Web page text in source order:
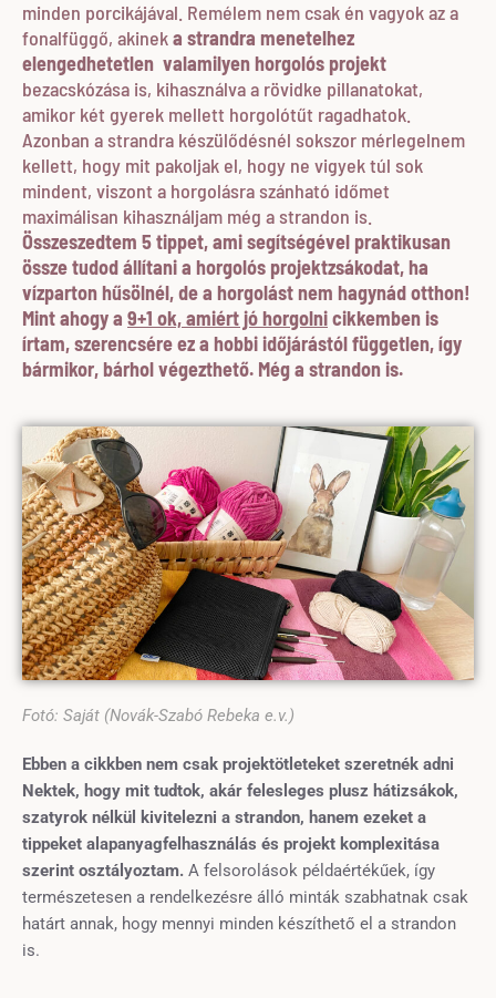
minden porcikájával. Remélem nem csak én vagyok az a
fonalfüggő, akineka strandra menetelhez
elengedhetetlen valamilyen horgolós projekt
bezacskózása is, kihasználva a rövidke pillanatokat,
amikor két gyerek mellett horgolótűt ragadhatok.
Azonban a strandra készülődésnél sokszor mérlegelnem
kellett, hogy mit pakoljak el, hogy ne vigyek túl sok
mindent, viszont a horgolásra szánható időmet
maximálisan kihasználjam még a strandon is.
Összeszedtem 5 tippet, ami segítségével praktikusan
össze tudod állítani a horgolós projektzsákodat, ha
vízparton hűsölnél, de a horgolást nem hagynád otthon!
Mint ahogy a 9+1 ok, amiért jó horgolnicikkemben is
írtam, szerencsére ez a hobbi időjárástól független, így
bármikor, bárhol végezthető. Még a strandon is.
Fotó: Saját (Novák-Szabó Rebeka e.v.)
Ebben a cikkben nem csak projektötleteket szeretnék adni
Nektek, hogy mit tudtok, akár felesleges plusz hátizsákok,
szatyrok nélkül kivitelezni a strandon, hanem ezeket a
tippeket alapanyagfelhasználás és projekt komplexitása
szerint osztályoztam. A felsorolások példaértékűek, így
természetesen a rendelkezésre álló minták szabhatnak csak
határt annak, hogy mennyi minden készíthető el a strandon
is.